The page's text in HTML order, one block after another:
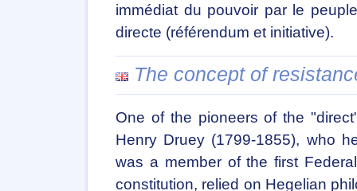
immédiat du pouvoir par le
directe (référendum et initiative).
The concept of
One of the pioneers of the
Henry Druey (1799-1855), who
was a member of the first
constitution, relied on Hegelian